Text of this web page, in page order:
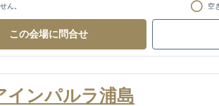
ん。 空
この会場に問合せ
インパルラ浦島